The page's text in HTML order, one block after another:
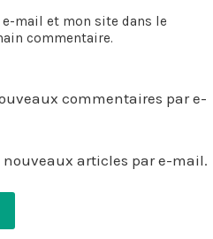
mail et mon site dans le
commentaire.
commentaires par e-
nouveaux articles par e-mail.